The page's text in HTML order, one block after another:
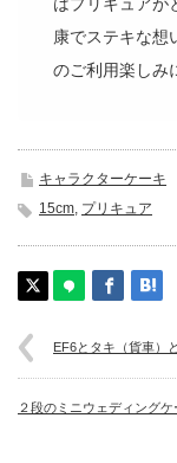
はプリキュアが
康でステキな想
のご利用楽しみ
キャラクターケーキ
15cm, プリキュア
EF6とタキ（貨車）
２段のミニウェディングケ